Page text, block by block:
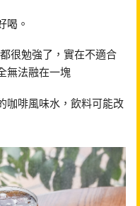
喝。
很勉強了，實在不適合
無法融在一塊
咖啡風味水，飲料可能改